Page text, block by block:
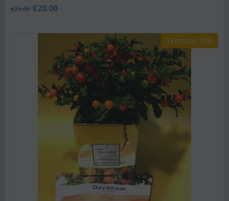
€25.00 €20.00
Έκπτωση 20%